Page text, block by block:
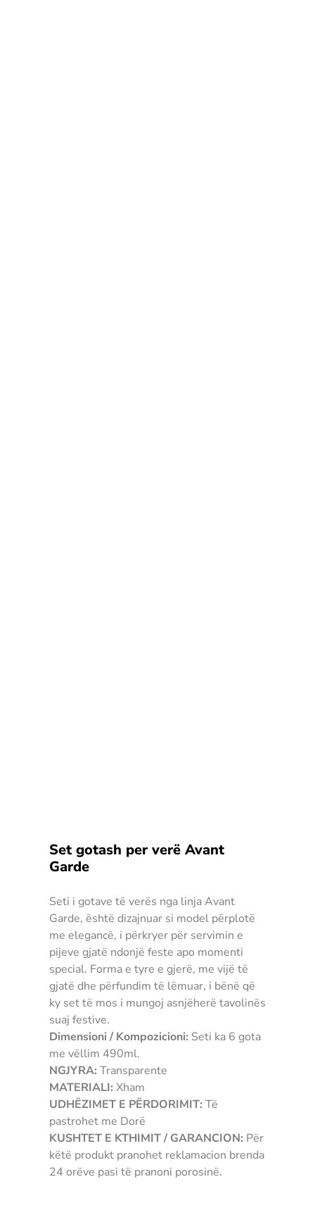
Set gotash per verë Avant
Garde
Seti i gotave të verës nga linja Avant
Garde, është dizajnuar si model përplotë
me elegancë, i përkryer për servimin e
pijeve gjatë ndonjë feste apo momenti
special. Forma e tyre e gjerë, me vijë të
gjatë dhe përfundim të lëmuar, i bënë që
ky set të mos i mungoj asnjëherë tavolinës
suaj festive.
Dimensioni / Kompozicioni: Seti ka 6 gota
me vëllim 490ml.
NGJYRA: Transparente
MATERIALI: Xham
UDHËZIMET E PËRDORIMIT: Të
pastrohet me Dorë
KUSHTET E KTHIMIT / GARANCION: Për
këtë produkt pranohet reklamacion brenda
24 orëve pasi të pranoni porosinë.